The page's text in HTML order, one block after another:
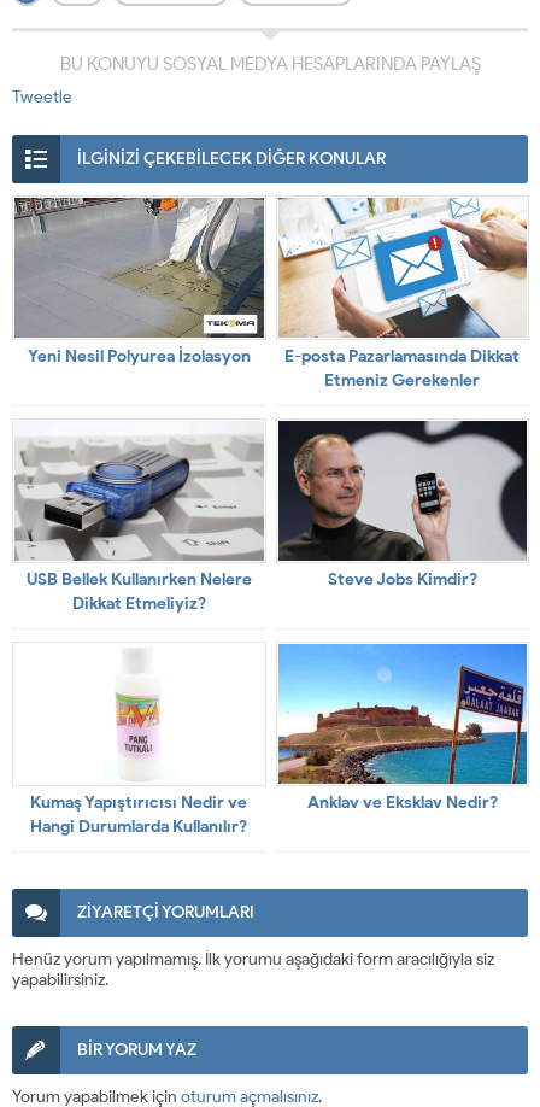
BU KONUYU SOSYAL MEDYA HESAPLARINDA PAYLAŞ
Tweetle
İLGİNİZİ ÇEKEBİLECEK DİĞER KONULAR
Yeni Nesil Polyurea İzolasyon
E-posta Pazarlamasında Dikkat
Etmeniz Gerekenler
USB Bellek Kullanırken Nelere
Dikkat Etmeliyiz?
Steve Jobs Kimdir?
Kumaş Yapıştırıcısı Nedir ve
Hangi Durumlarda Kullanılır?
Anklav ve Eksklav Nedir?
ZİYARETÇİ YORUMLARI
Henüz yorum yapılmamış. İlk yorumu aşağıdaki form aracılığıyla siz
yapabilirsiniz.
BİR YORUM YAZ
Yorum yapabilmek için oturum açmalısınız.